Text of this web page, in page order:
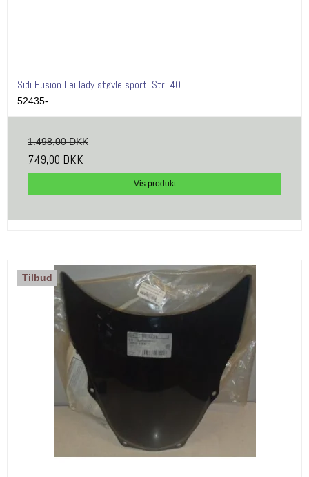
Sidi Fusion Lei lady støvle sport. Str. 40
52435-
1.498,00 DKK
749,00 DKK
Vis produkt
Tilbud